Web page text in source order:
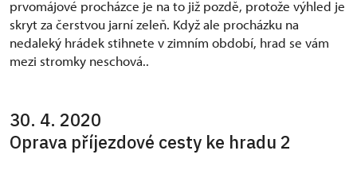
prvomájové procházce je na to již pozdě, protože výhled je
skryt za čerstvou jarní zeleň. Když ale procházku na
nedaleký hrádek stihnete v zimním období, hrad se vám
mezi stromky neschová..
30. 4. 2020
Oprava příjezdové cesty ke hradu 2